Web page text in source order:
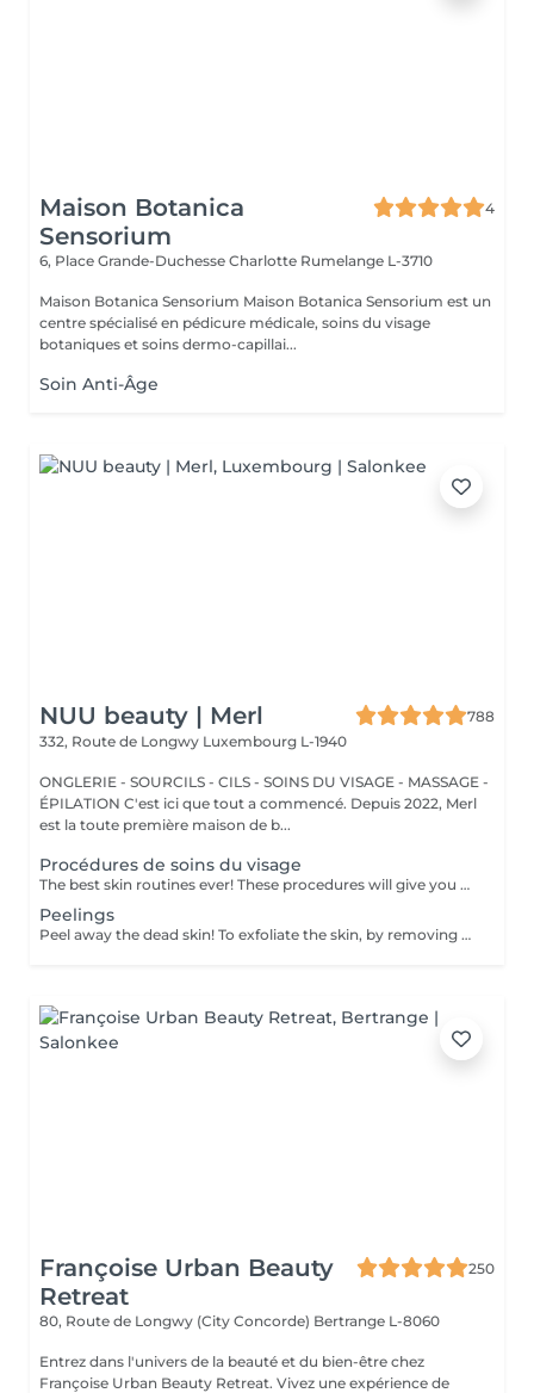
Maison Botanica
Sensorium
4
6, Place Grande-Duchesse Charlotte Rumelange L-3710
Maison Botanica Sensorium Maison Botanica Sensorium est un
centre spécialisé en pédicure médicale, soins du visage
botaniques et soins dermo-capillai...
Soin Anti-Âge
NUU beauty | Merl
788
332, Route de Longwy Luxembourg L-1940
ONGLERIE - SOURCILS - CILS - SOINS DU VISAGE - MASSAGE -
ÉPILATION C'est ici que tout a commencé. Depuis 2022, Merl
est la toute première maison de b...
Procédures de soins du visage
The best skin routines ever! These procedures will give you an immediate visible result such as shiny, smooth, soft and hydrate skin. Carboxy CO2 - involves applying a small amount of carbon dioxide gas underneath the skin. It can be used to treat stretch marks, dark circles under the eyes. Bioplazma - improves the general condition of the skin, removes inflammation and peeling, reduces the depth and number of folds, and narrow pores. New age - regenerates and rejuvenates, reduces dryness, to improve the texture, and will give elasticity and firmness of the skin around the eyes. Skin detox - removing as many of the impurities, toxins, pollutants, and dead skin cells clogging your pores as possible to cleanse, treat, brighten, hydrate, and soothe your skin. Flesh beauty - includes moisturising mask, cream and face massage. Gives shiny and smooth skin as the result. Hydratation aqua power - is the first rescue for hypersensitive and dehydrated skin. Aimed at strengthening the hydrolipidic barrier of the skin. Includes face massage and alginate mask at the end to consolidate the result. Gives an immediate visible result such as smooth and shiny and tightened skin. Recovery Procedure for anti-stress therapy to soothe, strengthen, and accelerate skin recovery. The procedure prevents redness and sensitivity, significantly reduces the skin's inflammatory response, and lowers the risk of scarring. It also enhances the effectiveness of fractional and aggressive treatments over a long period. Age restrictions: recommended to do from 20 years. Post procedure recommendations: there are no post recommendations after these procedures. Frequency: once in 1 week, 4-8 times.
Peelings
Peel away the dead skin! To exfoliate the skin, by removing dead skin cells and minimising the appearance of open pores. *We have a big amount of peeling to choose from. If you are not sure which one you are looking for - you can book any of them and decide with the beautician in the beauty space which one suits your skin. How is peeling done: - skin is cleaned with special cleanser - peeling solution is applied and leaved on skin for 15 minutes - peeling solution is removed - face cream is applied Age restrictions: recommended to do from 18 years. Post procedure recommendations: do not visit sauna, do not sunbathe for 24 hours after the procedure. Frequency: once in 7-21 days depending on peeling solution, 5 times.
Françoise Urban Beauty
Retreat
250
80, Route de Longwy (City Concorde) Bertrange L-8060
Entrez dans l'univers de la beauté et du bien-être chez
Françoise Urban Beauty Retreat. Vivez une expérience de